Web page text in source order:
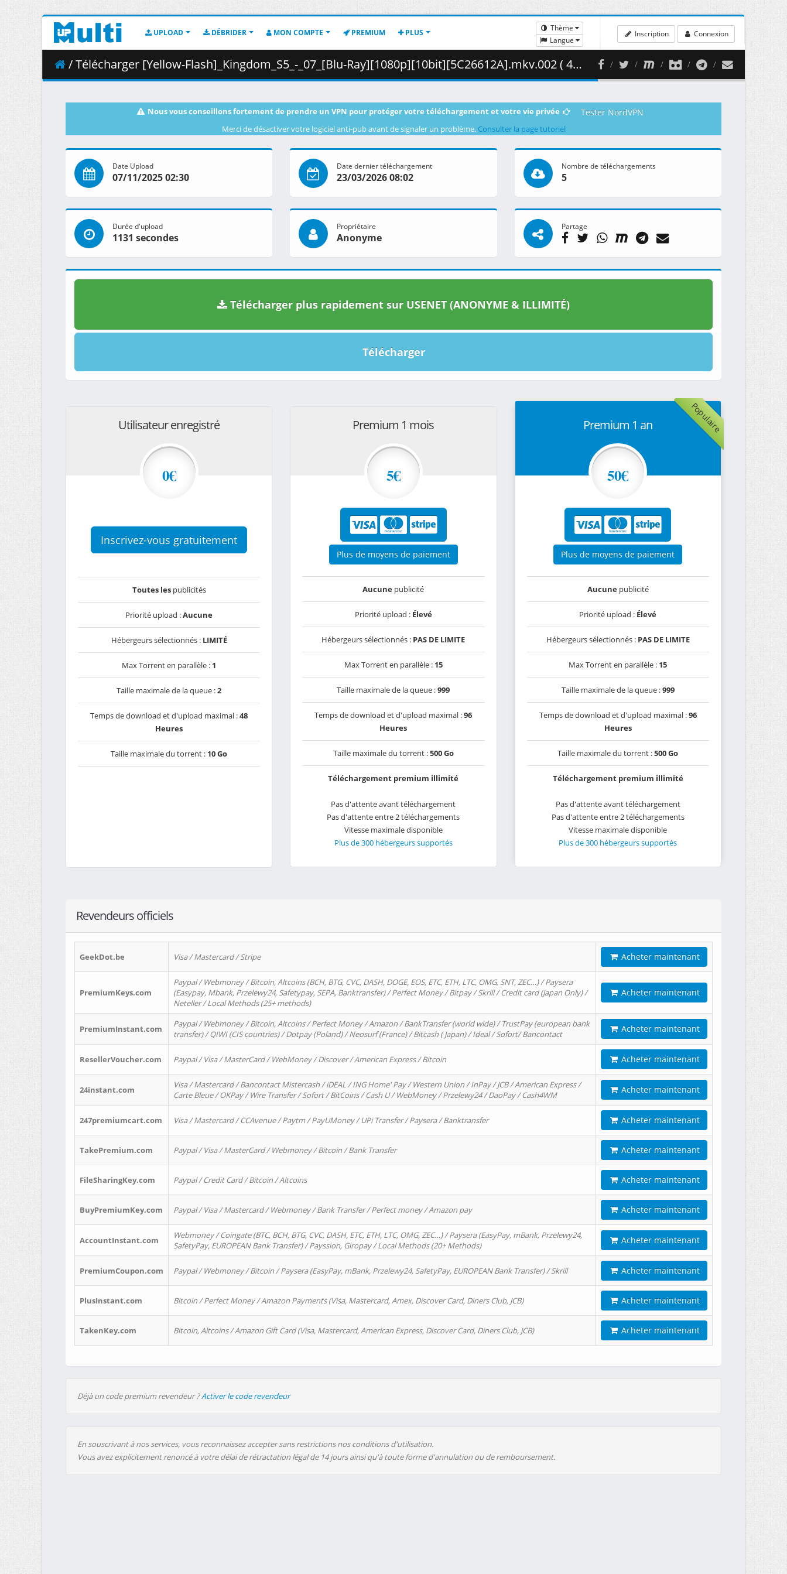
UPLOAD DÉBRIDER MON COMPTE PREMIUM PLUS
Thème
Langue
Inscription Connexion
/ Télécharger [Yellow-Flash]_Kingdom_S5_-_07_[Blu-Ray][1080p][10bit][5C26612A].mkv.002 ( 440.08 MB )
Nous vous conseillons fortement de prendre un VPN pour protéger votre téléchargement et votre vie privée Tester NordVPN
Merci de désactiver votre logiciel anti-pub avant de signaler un problème. Consulter la page tutoriel
Date Upload
07/11/2025 02:30
Date dernier téléchargement
23/03/2026 08:02
Nombre de téléchargements
5
Durée d'upload
1131 secondes
Propriétaire
Anonyme
Partage
Télécharger plus rapidement sur USENET (ANONYME & ILLIMITÉ)
Télécharger
Utilisateur enregistré
0€
Inscrivez-vous gratuitement
Toutes lespublicités
Priorité upload :Aucune
Hébergeurs sélectionnés : LIMITÉ
Max Torrent en parallèle : 1
Taille maximale de la queue :2
Temps de download et d'upload maximal :48
Heures
Taille maximale du torrent : 10 Go
Premium 1 mois
5€
Plus de moyens de paiement
Aucune publicité
Priorité upload : Élevé
Hébergeurs sélectionnés : PAS DE LIMITE
Max Torrent en parallèle : 15
Taille maximale de la queue :999
Temps de download et d'upload maximal :96
Heures
Taille maximale du torrent :500 Go
Téléchargement premium illimité
Pas d'attente avant téléchargement
Pas d'attente entre 2 téléchargements
Vitesse maximale disponible
Plus de 300 hébergeurs supportés
Populaire
Premium 1 an
50€
Plus de moyens de paiement
Aucunepublicité
Priorité upload : Élevé
Hébergeurs sélectionnés : PAS DE LIMITE
Max Torrent en parallèle : 15
Taille maximale de la queue :999
Temps de download et d'upload maximal :96
Heures
Taille maximale du torrent :500 Go
Téléchargement premium illimité
Pas d'attente avant téléchargement
Pas d'attente entre 2 téléchargements
Vitesse maximale disponible
Plus de 300 hébergeurs supportés
Revendeurs officiels
GeekDot.be Visa / Mastercard / Stripe Acheter maintenant
PremiumKeys.com
Paypal / Webmoney / Bitcoin, Altcoins (BCH, BTG, CVC, DASH, DOGE, EOS, ETC, ETH, LTC, OMG, SNT, ZEC…) / Paysera
(Easypay, Mbank, Przelewy24, Safetypay, SEPA, Banktransfer) / Perfect Money / Bitpay / Skrill / Credit card (Japan Only) /
Neteller / Local Methods (25+ methods)
Acheter maintenant
PremiumInstant.com
Paypal / Webmoney / Bitcoin, Altcoins / Perfect Money / Amazon / BankTransfer (world wide) / TrustPay (european bank
transfer) / QIWI (CIS countries) / Dotpay (Poland) / Neosurf (France) / Bitcash ( Japan) / Ideal / Sofort/ Bancontact
Acheter maintenant
ResellerVoucher.com Paypal / Visa / MasterCard / WebMoney / Discover / American Express / Bitcoin Acheter maintenant
24instant.com
Visa / Mastercard / Bancontact Mistercash / iDEAL / ING Home' Pay / Western Union / InPay / JCB / American Express /
Carte Bleue / OKPay / Wire Transfer / Sofort / BitCoins / Cash U / WebMoney / Przelewy24 / DaoPay / Cash4WM
Acheter maintenant
247premiumcart.com Visa / Mastercard / CCAvenue / Paytm / PayUMoney / UPi Transfer / Paysera / Banktransfer Acheter maintenant
TakePremium.com Paypal / Visa / MasterCard / Webmoney / Bitcoin / Bank Transfer Acheter maintenant
FileSharingKey.com Paypal / Credit Card / Bitcoin / Altcoins Acheter maintenant
BuyPremiumKey.com Paypal / Visa / Mastercard / Webmoney / Bank Transfer / Perfect money / Amazon pay Acheter maintenant
AccountInstant.com
Webmoney / Coingate (BTC, BCH, BTG, CVC, DASH, ETC, ETH, LTC, OMG, ZEC…) / Paysera (EasyPay, mBank, Przelewy24,
SafetyPay, EUROPEAN Bank Transfer) / Payssion, Giropay / Local Methods (20+ Methods)
Acheter maintenant
PremiumCoupon.com Paypal / Webmoney / Bitcoin / Paysera (EasyPay, mBank, Przelewy24, SafetyPay, EUROPEAN Bank Transfer) / Skrill Acheter maintenant
PlusInstant.com Bitcoin / Perfect Money / Amazon Payments (Visa, Mastercard, Amex, Discover Card, Diners Club, JCB) Acheter maintenant
TakenKey.com Bitcoin, Altcoins / Amazon Gift Card (Visa, Mastercard, American Express, Discover Card, Diners Club, JCB) Acheter maintenant
Déjà un code premium revendeur ?Activer le code revendeur
En souscrivant à nos services, vous reconnaissez accepter sans restrictions nos conditions d'utilisation.
Vous avez explicitement renoncé à votre délai de rétractation légal de 14 jours ainsi qu'à toute forme d'annulation ou de remboursement.